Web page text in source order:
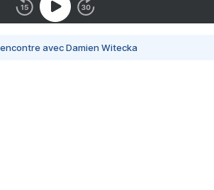
avec Damien Witecka